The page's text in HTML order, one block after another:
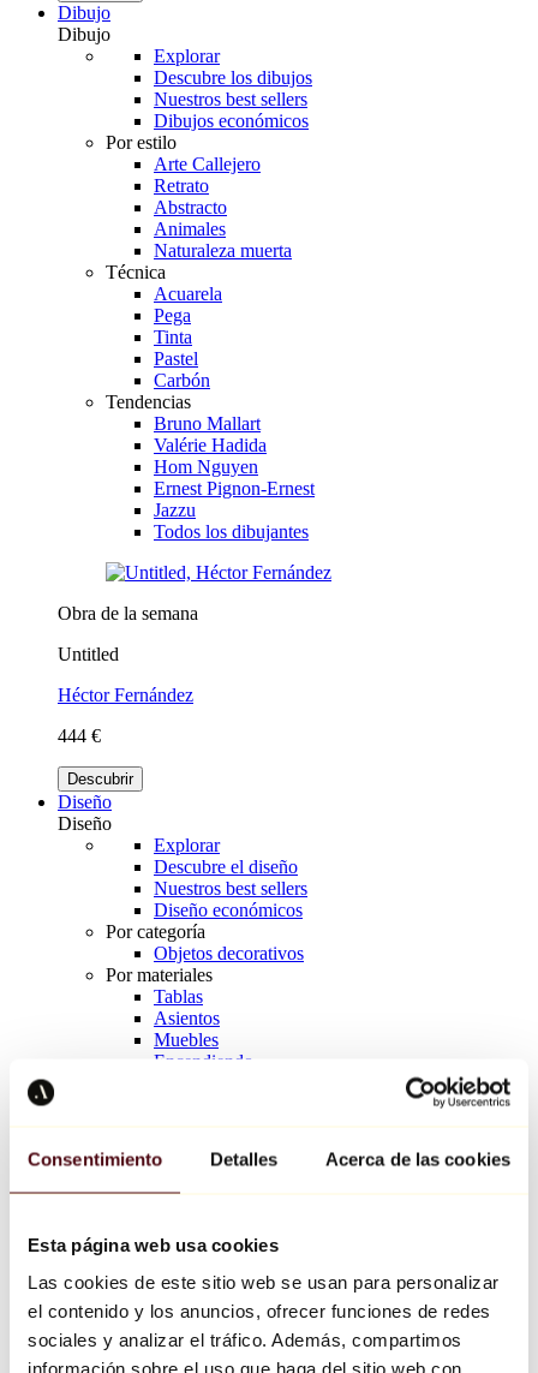
Consentimiento Detalles Acerca de las cookies
Esta página web usa cookies
Las cookies de este sitio web se usan para personalizar
el contenido y los anuncios, ofrecer funciones de redes
sociales y analizar el tráfico. Además, compartimos
información sobre el uso que haga del sitio web con
Dibujo
Dibujo
Explorar
Descubre los dibujos
Nuestros best sellers
Dibujos económicos
Por estilo
Arte Callejero
Retrato
Abstracto
Animales
Naturaleza muerta
Técnica
Acuarela
Pega
Tinta
Pastel
Carbón
Tendencias
Bruno Mallart
Valérie Hadida
Hom Nguyen
Ernest Pignon-Ernest
Jazzu
Todos los dibujantes
Obra de la semana
Untitled
Héctor Fernández
444 €
Descubrir
Diseño
Diseño
Explorar
Descubre el diseño
Nuestros best sellers
Diseño económicos
Por categoría
Objetos decorativos
Por materiales
Tablas
Asientos
Muebles
Encendiendo
Richard Orlinski
Keith Haring
Jeff Koons
Jean-Michel Basquiat
Todos los diseñadores
Obra de la semana